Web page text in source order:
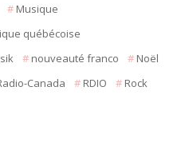
Musique
québécoise
nouveauté franco
Noël
Canada RDIO
Rock